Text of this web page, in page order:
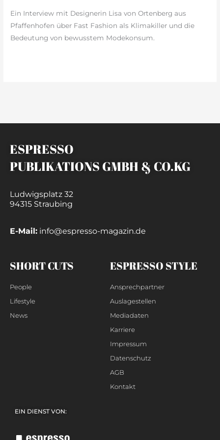
Ein Interview mit Designerin Lisa von Ortenberg aus
Pfaffenhofen über Fast Fashion als Klimakiller und die
Bedeutung von bewusstem Modekonsum.
ESPRESSO
PUBLIKATIONS GMBH & CO.KG
Ludwigsplatz 32
94315 Straubing
E-Mail: info@espresso-magazin.de
SHORT CUTS
People
Lifestyle
News
ESPRESSO STYLE
Ansprechpartner
Auslagestellen
Mediadaten
Karriere
Impressum
Datenschutz
AGB
Kontakt
EIN DIENST VON: